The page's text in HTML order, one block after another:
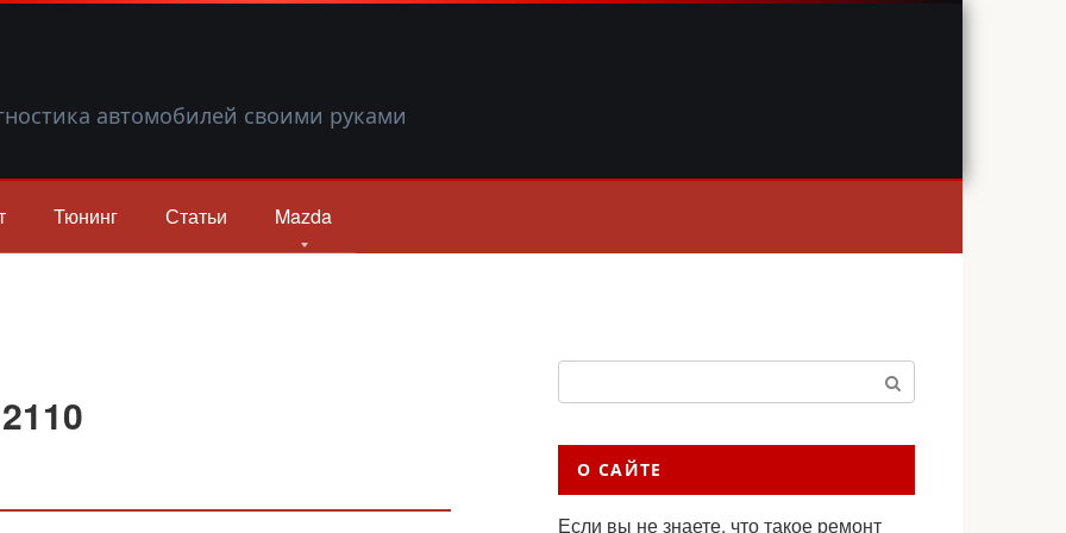
автомобилей своими руками
Тюнинг Статьи Mazda
Поиск:
О САЙТЕ
Если вы не знаете, что такое ремонт